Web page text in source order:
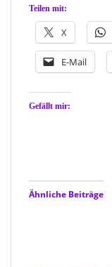
Teilen mit:
X
E-Mail
Gefällt mir:
Ähnliche Beiträge